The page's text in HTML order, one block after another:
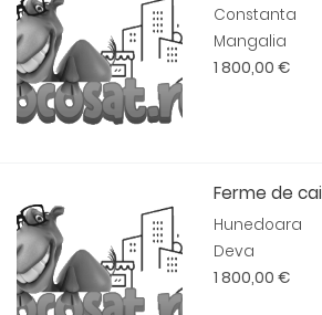
Constanta
Mangalia
1 800,00 €
Ferme de cai
Hunedoara
Deva
1 800,00 €